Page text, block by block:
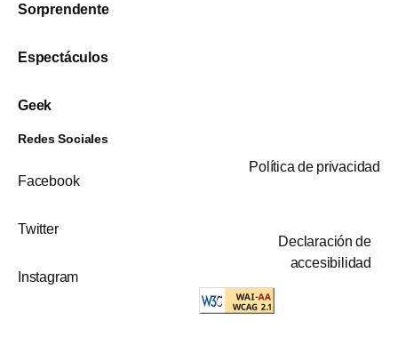
Sorprendente
Espectáculos
Geek
Redes Sociales
Facebook
Twitter
Instagram
Política de privacidad
Declaración de
accesibilidad